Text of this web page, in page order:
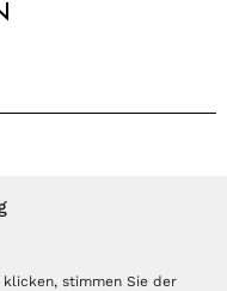
klicken, stimmen Sie der